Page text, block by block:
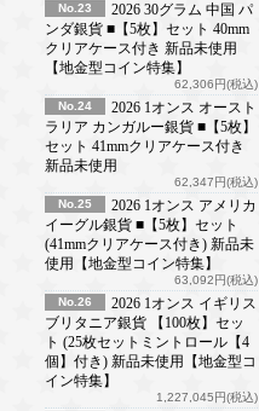
No.23
2026 30グラム 中国 パ
ンダ銀貨 ■【5枚】セット 40mm
クリアケース付き 新品未使用
【地金型コイン特集】
62,306円(税込)
No.24
2026 1オンス オースト
ラリア カンガルー銀貨 ■【5枚】
セット 41mmクリアケース付き
新品未使用
62,347円(税込)
No.25
2026 1オンス アメリカ
イーグル銀貨 ■【5枚】セット
(41mmクリアケース付き) 新品未
使用【地金型コイン特集】
63,092円(税込)
No.26
2026 1オンス イギリス
ブリタニア銀貨 【100枚】セッ
ト (25枚セットミントロール【4
個】付き) 新品未使用【地金型コ
イン特集】
1,227,045円(税込)